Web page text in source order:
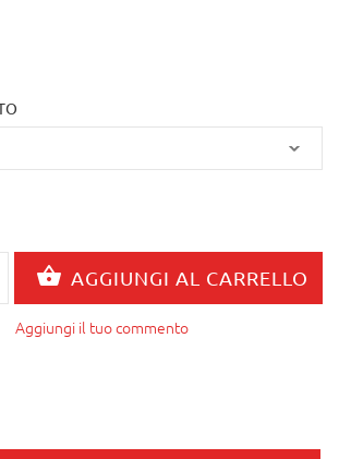
Aggiungi il tuo commento